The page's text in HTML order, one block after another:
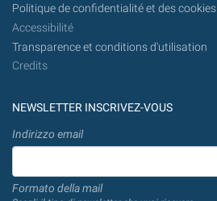
Politique de confidentialité et des cookies
Accessibilité
Transparence et conditions d'utilisation
Credits
NEWSLETTER INSCRIVEZ-VOUS
Indirizzo email
Formato della mail